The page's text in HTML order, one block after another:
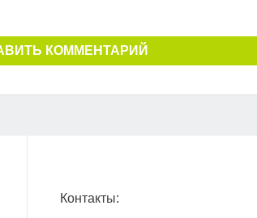
КОММЕНТАРИЙ
Контакты: